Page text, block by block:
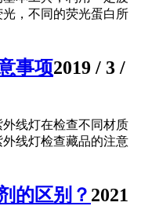
，不同的荧光蛋白所
事项2019 / 3 /
线灯在检查不同材质
线灯检查藏品的注意
的区别？ 2021